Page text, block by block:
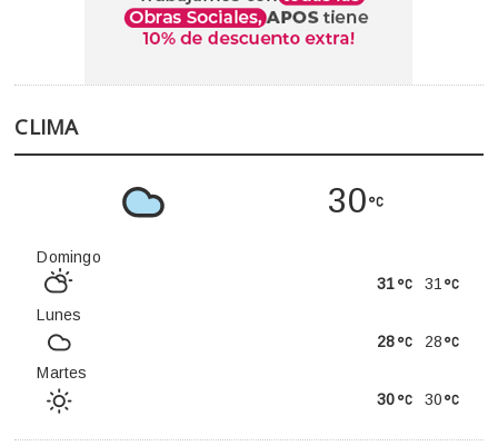
CLIMA
30
Domingo
31
31
Lunes
28
28
Martes
30
30